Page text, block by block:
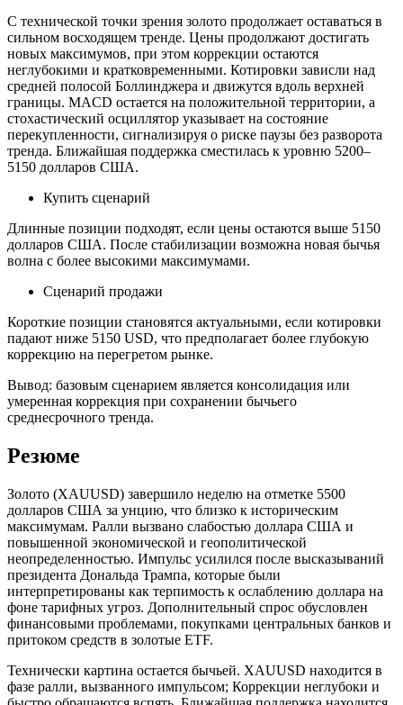
С технической точки зрения золото продолжает оставаться в
сильном восходящем тренде. Цены продолжают достигать
новых максимумов, при этом коррекции остаются
неглубокими и кратковременными. Котировки зависли над
средней полосой Боллинджера и движутся вдоль верхней
границы. MACD остается на положительной территории, а
стохастический осциллятор указывает на состояние
перекупленности, сигнализируя о риске паузы без разворота
тренда. Ближайшая поддержка сместилась к уровню 5200–
5150 долларов США.
Купить сценарий
Длинные позиции подходят, если цены остаются выше 5150
долларов США. После стабилизации возможна новая бычья
волна с более высокими максимумами.
Сценарий продажи
Короткие позиции становятся актуальными, если котировки
падают ниже 5150 USD, что предполагает более глубокую
коррекцию на перегретом рынке.
Вывод: базовым сценарием является консолидация или
умеренная коррекция при сохранении бычьего
среднесрочного тренда.
Резюме
Золото (XAUUSD) завершило неделю на отметке 5500
долларов США за унцию, что близко к историческим
максимумам. Ралли вызвано слабостью доллара США и
повышенной экономической и геополитической
неопределенностью. Импульс усилился после высказываний
президента Дональда Трампа, которые были
интерпретированы как терпимость к ослаблению доллара на
фоне тарифных угроз. Дополнительный спрос обусловлен
финансовыми проблемами, покупками центральных банков и
притоком средств в золотые ETF.
Технически картина остается бычьей. XAUUSD находится в
фазе ралли, вызванного импульсом; Коррекции неглубоки и